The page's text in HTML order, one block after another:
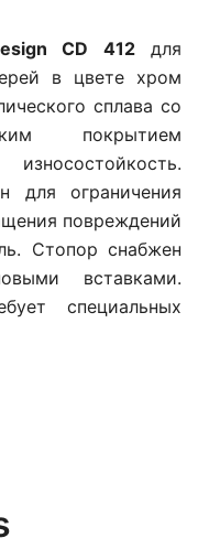
CD 412для
в цвете хром
сплава со
покрытием
для ограничения
повреждений
Стопор снабжен
вставками.
специальных